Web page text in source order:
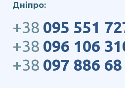
Дніпро:
+38 095 551
+38 096 106
+38 097 886